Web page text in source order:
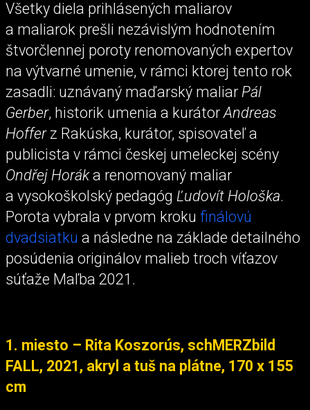
Všetky diela prihlásených maliarov
a maliarok prešli nezávislým hodnotením
štvorčlennej poroty renomovaných expertov
na výtvarné umenie, v rámci ktorej tento rok
zasadli: uznávaný maďarský maliar Pál
Gerber, historik umenia a kurátorAndreas
Hofferz Rakúska, kurátor, spisovateľ a
publicista v rámci českej umeleckej scény
Ondřej Horáka renomovaný maliar
a vysokoškolský pedagóg Ľudovít Hološka.
Porota vybrala v prvom kroku finálovú
dvadsiatku a následne na základe detailného
posúdenia originálov malieb troch víťazov
súťaže Maľba 2021.
1. miesto – Rita Koszorús, schMERZbild
FALL, 2021, akryl a tuš na plátne, 170 x 155
cm